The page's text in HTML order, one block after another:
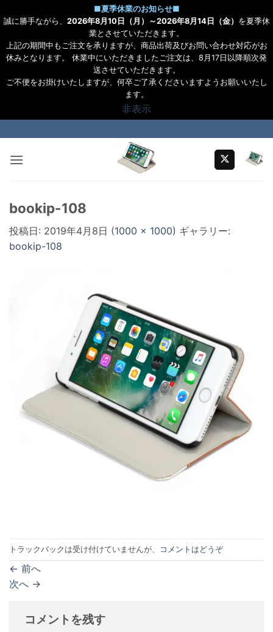
■夏季休業のお知らせ■
誠に勝手ながら、 2026年8月10日（月）～2026年8月14日（金） を夏季休
業とさせていただきます。
上記の期間中もご注文を承りますが、商品出荷及びお問い合わせ対応がお
休みとなります。 休業中にいただきましたご注文は、8月17日以降順次発
送させていただきます。
ご不便をお掛けいたしますが、何卒ご了承くださいますようお願いいたし
ます。
非表示
to
content
bookip-108
投稿日: 2019年4月8日 (1000 × 1000) ギャラリー:
bookip-108
トラックバックは受け付けていませんが、 コメントはどうぞ
← 前へ
次へ →
コメントを残す